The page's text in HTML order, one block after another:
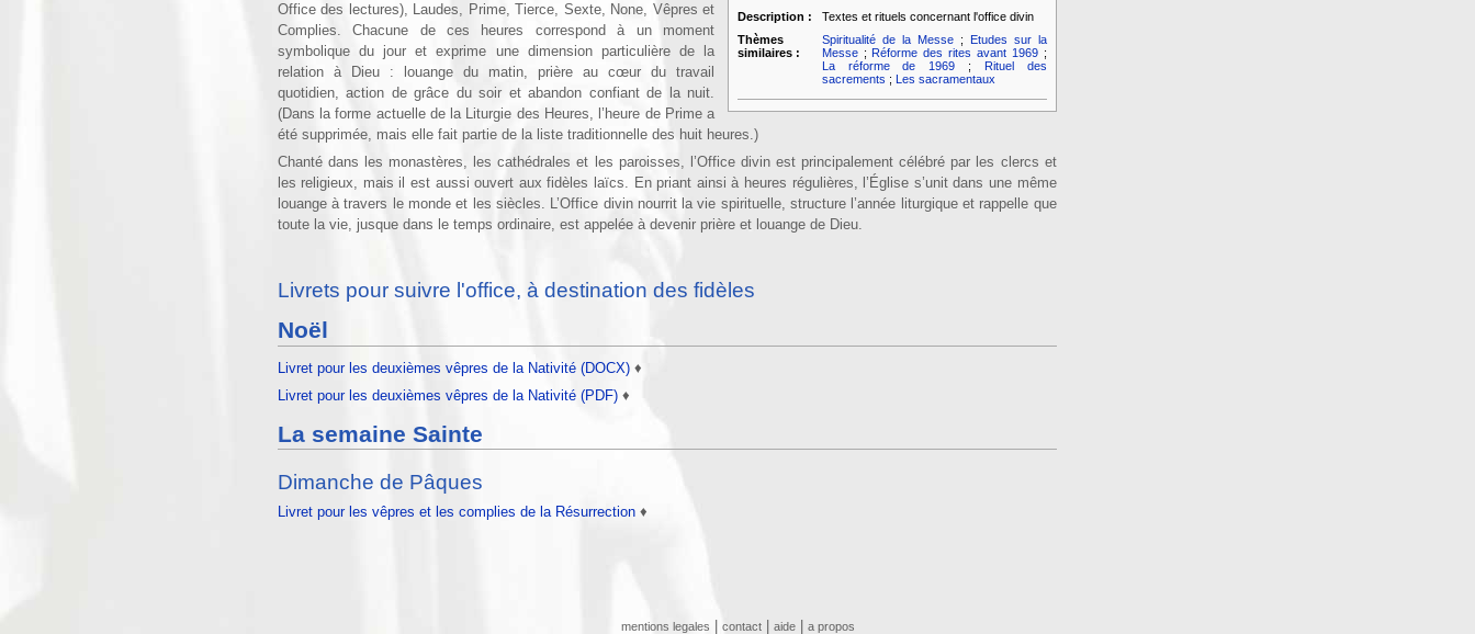
Description :
Textes et rituels concernant l'office divin
Thèmes
similaires :
Spiritualité de la Messe;
Etudes sur la
Messe; Réforme des rites avant 1969;
La réforme de 1969 ;
Rituel des
sacrements ; Les sacramentaux
Office des lectures), Laudes, Prime, Tierce, Sexte, None, Vêpres et
Complies. Chacune de ces heures correspond à un moment
symbolique du jour et exprime une dimension particulière de la
relation à Dieu : louange du matin, prière au cœur du travail
quotidien, action de grâce du soir et abandon confiant de la nuit.
(Dans la forme actuelle de la Liturgie des Heures, l’heure de Prime a
été supprimée, mais elle fait partie de la liste traditionnelle des huit heures.)
Chanté dans les monastères, les cathédrales et les paroisses, l’Office divin est principalement célébré par les clercs et
les religieux, mais il est aussi ouvert aux fidèles laïcs. En priant ainsi à heures régulières, l’Église s’unit dans une même
louange à travers le monde et les siècles. L’Office divin nourrit la vie spirituelle, structure l’année liturgique et rappelle que
toute la vie, jusque dans le temps ordinaire, est appelée à devenir prière et louange de Dieu.
Livrets pour suivre l'office, à destination des fidèles
Noël
Livret pour les deuxièmes vêpres de la Nativité (DOCX)♦
Livret pour les deuxièmes vêpres de la Nativité (PDF)♦
La semaine Sainte
Dimanche de Pâques
Livret pour les vêpres et les complies de la Résurrection♦
mentions legales contact| aide| a propos